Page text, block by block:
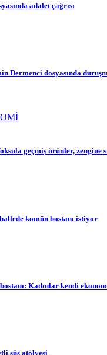
adalet çağrısı
Dermenci dosyasında
geçmiş ürünler, zengine
komün bostanı istiyor
Kadınlar kendi
süs atölyesi